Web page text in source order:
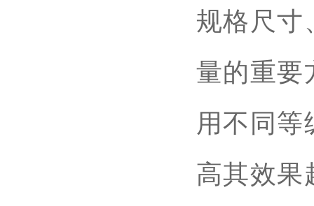
规格尺寸
量的重要
用不同等
高其效果